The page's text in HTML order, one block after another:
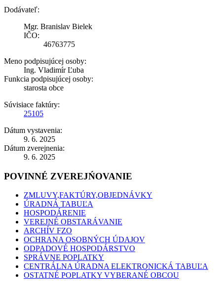
Dodávateľ:
Mgr. Branislav Bielek
IČO:
46763775
Meno podpisujúcej osoby:
Ing. Vladimír Ľuba
Funkcia podpisujúcej osoby:
starosta obce
Súvisiace faktúry:
25105
Dátum vystavenia:
9. 6. 2025
Dátum zverejnenia:
9. 6. 2025
POVINNÉ ZVEREJŃOVANIE
ZMLUVY,FAKTÚRY,OBJEDNÁVKY
ÚRADNÁ TABUĽA
HOSPODÁRENIE
VEREJNÉ OBSTARÁVANIE
ARCHÍV FZO
OCHRANA OSOBNÝCH ÚDAJOV
ODPADOVÉ HOSPODÁRSTVO
SPRÁVNE POPLATKY
CENTRÁLNA ÚRADNA ELEKTRONICKÁ TABUĽA
OSTATNÉ POPLATKY VYBERANÉ OBCOU